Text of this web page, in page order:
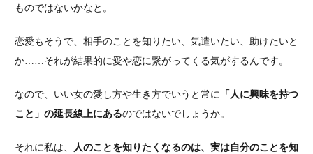
ものではないかなと。
恋愛もそうで、相手のことを知りたい、気遣いたい、助けたいと
か……それが結果的に愛や恋に繋がってくる気がするんです。
なので、いい女の愛し方や生き方でいうと常に 「人に興味を持つ
こと」の延長線上にあるのではないでしょうか。
それに私は、
人のことを知りたくなるのは、実は自分のことを知